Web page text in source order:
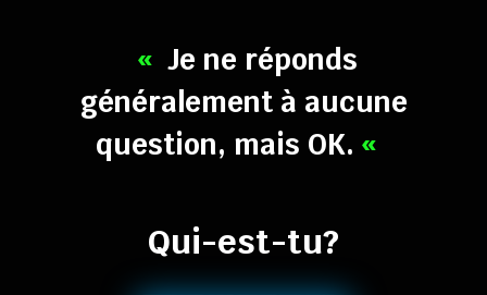
« Je ne réponds
généralement à aucune
question, mais OK. «
Qui-est-tu?